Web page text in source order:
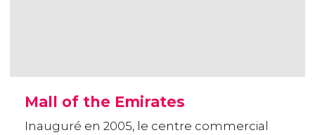
Mall of the Emirates
Inauguré en 2005, le centre commercial